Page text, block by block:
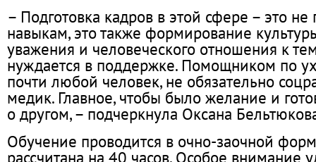
– Подготовка кадров в этой сфере – это не
навыкам, это также формирование
уважения и человеческого отношения к
нуждается в поддержке. Помощником по
почти любой человек, не обязательно
медик. Главное, чтобы было желание и
о другом, – подчеркнула Оксана
Обучение проводится в очно-заочной
рассчитана на 40 часов. Особое внимание